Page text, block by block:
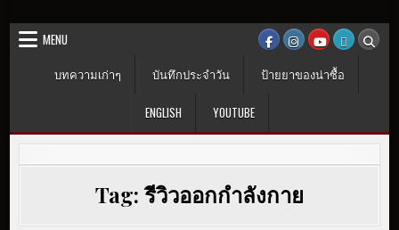
MENU
บทความเก่าๆ
บันทึกประจำวัน ป้ายยาของน่าซื้อ
ENGLISH YOUTUBE
Tag:รีวิวออกกำลังกาย